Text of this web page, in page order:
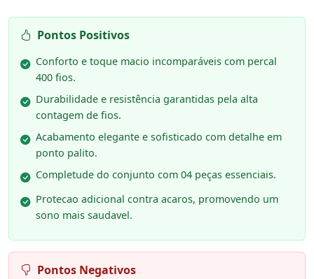
Pontos Positivos
Conforto e toque macio incomparáveis com percal
400 fios.
Durabilidade e resistência garantidas pela alta
contagem de fios.
Acabamento elegante e sofisticado com detalhe em
ponto palito.
Completude do conjunto com 04 peças essenciais.
Protecao adicional contra acaros, promovendo um
sono mais saudavel.
Pontos Negativos